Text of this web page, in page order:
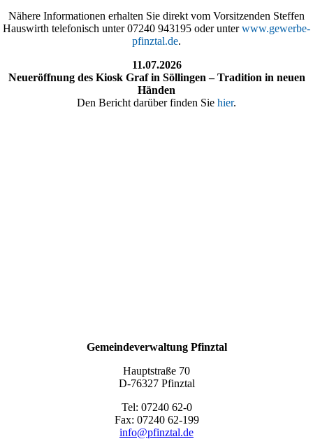
Nähere Informationen erhalten Sie direkt vom Vorsitzenden Steffen
Hauswirth telefonisch unter 07240 943195 oder unterwww.gewerbe-
pfinztal.de.
11.07.2026
Neueröffnung des Kiosk Graf in Söllingen – Tradition in neuen
Händen
Den Bericht darüber finden Sie hier.
Gemeindeverwaltung Pfinztal
Hauptstraße 70
D-76327 Pfinztal
Tel: 07240 62-0
Fax: 07240 62-199
info@pfinztal.de